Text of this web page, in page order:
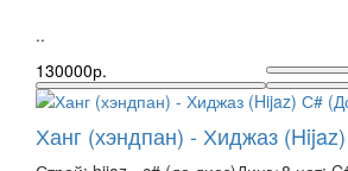
..
130000р.
Ханг (хэндпан) - Хиджаз